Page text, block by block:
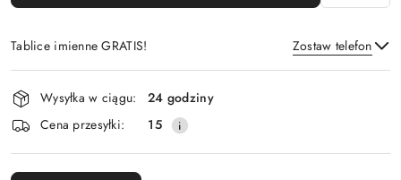
Tablice imienne GRATIS! Zostaw telefon
Wyślij
Dostępność
i
dostawa
Wysyłka w ciągu:
24 godziny
Cena przesyłki:
15